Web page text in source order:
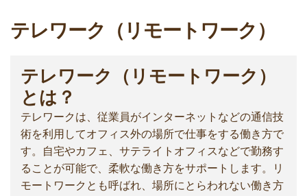
テレワーク（リモートワーク）
テレワーク（リモートワーク）
とは？
テレワークは、従業員がインターネットなどの通信技
術を利用してオフィス外の場所で仕事をする働き方で
す。自宅やカフェ、サテライトオフィスなどで勤務す
ることが可能で、柔軟な働き方をサポートします。リ
モートワークとも呼ばれ、場所にとらわれない働き方